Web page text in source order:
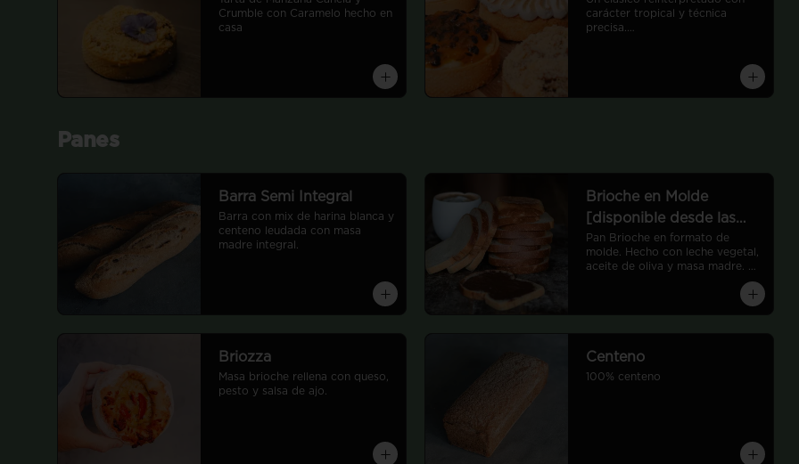
cheesecake sin saturar el
paladar.
Crumble con Caramelo hecho en
casa
carácter tropical y técnica
precisa.
dulzor y acidez, con una textura
Panes
Barra Semi Integral
Barra con mix de harina blanca y
centeno leudada con masa
madre integral.
Brioche en Molde
[disponible desde las
12:00 hrs]
Pan Brioche en formato de
molde. Hecho con leche vegetal,
aceite de oliva y masa madre.
Briozza
Masa brioche rellena con queso,
pesto y salsa de ajo.
Centeno
100% centeno